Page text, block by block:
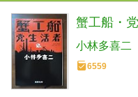
蟹工船・
小林多喜二
6559